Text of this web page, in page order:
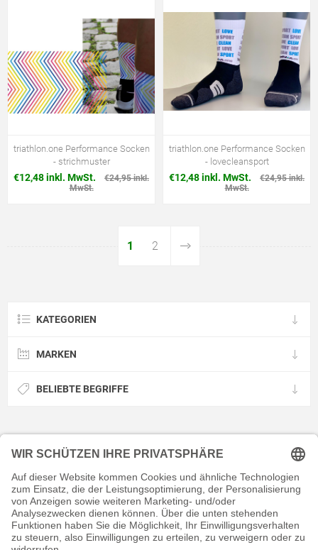
triathlon.one Performance Socken
- strichmuster
€12,48 inkl. MwSt.
€24,95 inkl.
MwSt.
triathlon.one Performance Socken
- lovecleansport
€12,48 inkl. MwSt.
€24,95 inkl.
MwSt.
1 2
KATEGORIEN
MARKEN
BELIEBTE BEGRIFFE